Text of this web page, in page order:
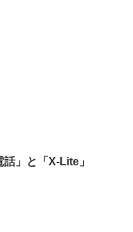
話」と「X-Lite」